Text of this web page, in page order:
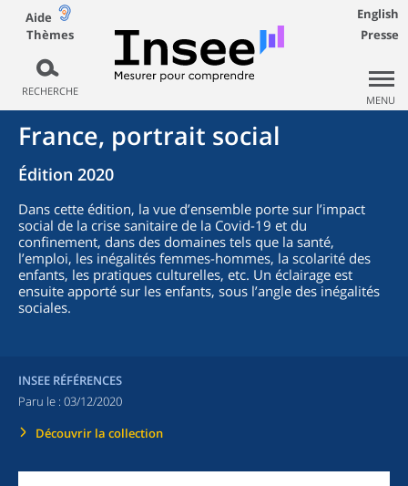
Aide
Thèmes
RECHERCHE
English
Presse
MENU
France, portrait social
Édition 2020
Dans cette édition, la vue d’ensemble porte sur l’impact
social de la crise sanitaire de la Covid-19 et du
confinement, dans des domaines tels que la santé,
l’emploi, les inégalités femmes-hommes, la scolarité des
enfants, les pratiques culturelles, etc. Un éclairage est
ensuite apporté sur les enfants, sous l’angle des inégalités
sociales.
INSEE RÉFÉRENCES
Paru le : 03/12/2020
Découvrir la collection